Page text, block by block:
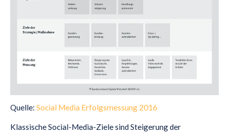
Quelle: Social Media Erfolgsmessung 2016
Klassische Social-Media-Ziele sind Steigerung der